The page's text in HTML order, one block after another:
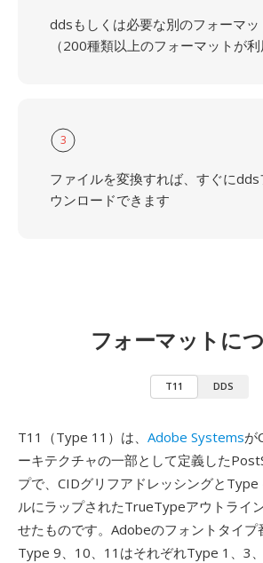
ddsもしくは必要な別のフォーマ
（200種類以上のフォーマットが利
3
ファイルを変換すれば、すぐに
ウンロードできます
フォーマットに
T11 DDS
T11（Type 11）は、 Adobe Systemsが
ーキテクチャの一部として定義した
プで、CIDグリフアドレッシングと
ルにラップされたTrueTypeアウトライ
せたものです。Adobeのフォントタイプ
Type 9、10、11はそれぞれType 1、3